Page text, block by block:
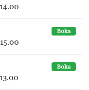
Boka
Boka